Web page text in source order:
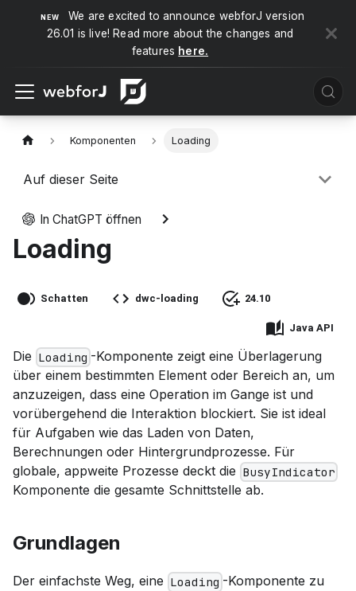
We are excited to announce webforJ version
26.01 is live! Read more about the changes and
features here.
Komponenten Loading
Auf dieser Seite
Loading
In ChatGPT öffnen
Schatten dwc-loading 24.10
Java API
Die Loading -Komponente zeigt eine Überlagerung
über einem bestimmten Element oder Bereich an, um
anzuzeigen, dass eine Operation im Gange ist und
vorübergehend die Interaktion blockiert. Sie ist ideal
für Aufgaben wie das Laden von Daten,
Berechnungen oder Hintergrundprozesse. Für
globale, appweite Prozesse deckt die BusyIndicator
Komponente die gesamte Schnittstelle ab.
Grundlagen
Der einfachste Weg, eine Loading -Komponente zu